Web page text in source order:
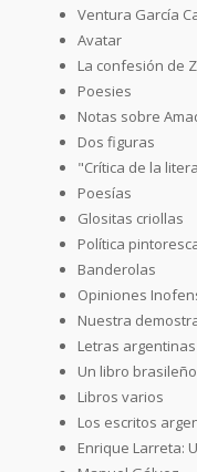
Ventura García
Avatar
La confesión de
Poesies
Notas sobre
Dos figuras
"Crítica de la
Poesías
Glositas criollas
Política
Banderolas
Opiniones
Nuestra
Letras argentinas
Un libro brasileño
Libros varios
Los escritos
Enrique Larreta: